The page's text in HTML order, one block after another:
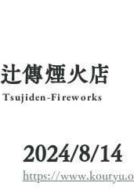
辻傳煙火店
Tsujiden-Fireworks
2024/8/14
https://